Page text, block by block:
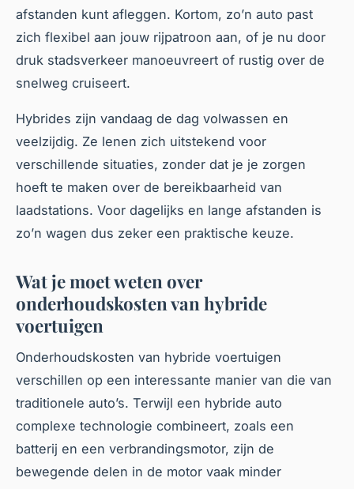
afstanden kunt afleggen. Kortom, zo’n auto past
zich flexibel aan jouw rijpatroon aan, of je nu door
druk stadsverkeer manoeuvreert of rustig over de
snelweg cruiseert.
Hybrides zijn vandaag de dag volwassen en
veelzijdig. Ze lenen zich uitstekend voor
verschillende situaties, zonder dat je je zorgen
hoeft te maken over de bereikbaarheid van
laadstations. Voor dagelijks en lange afstanden is
zo’n wagen dus zeker een praktische keuze.
Wat je moet weten over
onderhoudskosten van hybride
voertuigen
Onderhoudskosten van hybride voertuigen
verschillen op een interessante manier van die van
traditionele auto’s. Terwijl een hybride auto
complexe technologie combineert, zoals een
batterij en een verbrandingsmotor, zijn de
bewegende delen in de motor vaak minder